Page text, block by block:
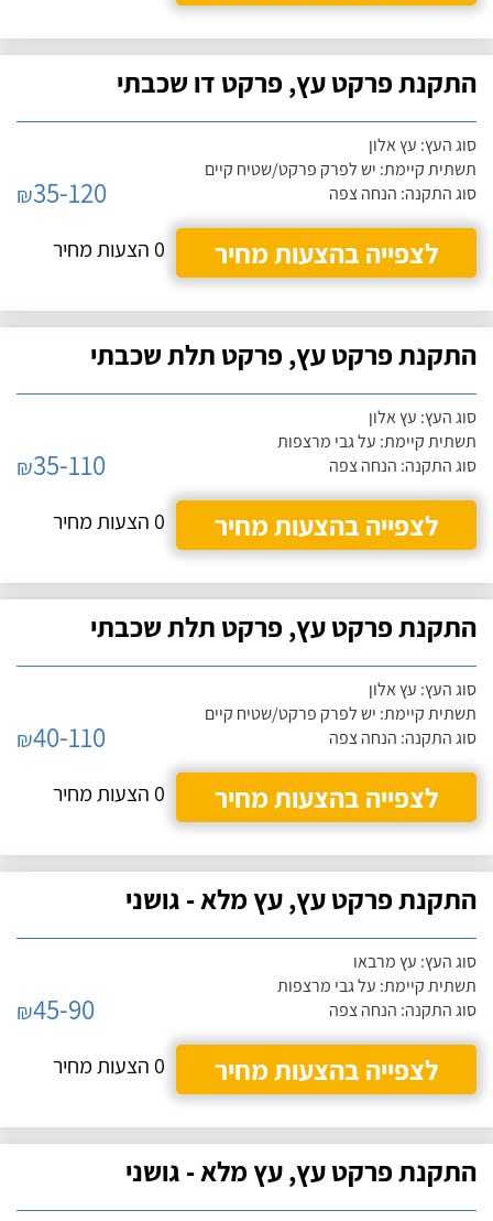
התקנת פרקט עץ, פרקט דו שכבתי
סוג העץ: עץ אלון
תשתית קיימת: יש לפרק פרקט/שטיח קיים
סוג התקנה: הנחה צפה
₪35-120
לצפייה בהצעות מחיר
0 הצעות מחיר
התקנת פרקט עץ, פרקט תלת שכבתי
סוג העץ: עץ אלון
תשתית קיימת: על גבי מרצפות
סוג התקנה: הנחה צפה
₪35-110
לצפייה בהצעות מחיר
0 הצעות מחיר
התקנת פרקט עץ, פרקט תלת שכבתי
סוג העץ: עץ אלון
תשתית קיימת: יש לפרק פרקט/שטיח קיים
סוג התקנה: הנחה צפה
₪40-110
לצפייה בהצעות מחיר
0 הצעות מחיר
התקנת פרקט עץ, עץ מלא - גושני
סוג העץ: עץ מרבאו
תשתית קיימת: על גבי מרצפות
סוג התקנה: הנחה צפה
₪45-90
לצפייה בהצעות מחיר
0 הצעות מחיר
התקנת פרקט עץ, עץ מלא - גושני